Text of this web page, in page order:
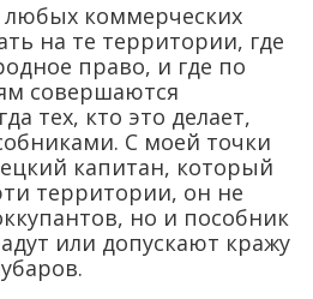
любых коммерческих
на те территории, где
право, и где по
совершаются
тех, кто это делает,
С моей точки
капитан, который
территории, он не
но и пособник
или допускают кражу